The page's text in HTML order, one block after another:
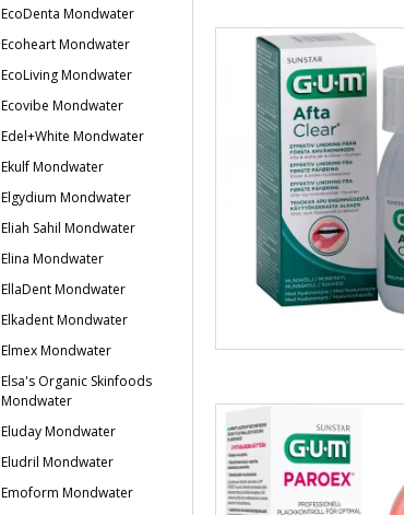
EcoDenta Mondwater
Ecoheart Mondwater
EcoLiving Mondwater
Ecovibe Mondwater
Edel+White Mondwater
Ekulf Mondwater
Elgydium Mondwater
Eliah Sahil Mondwater
Elina Mondwater
EllaDent Mondwater
Elkadent Mondwater
Elmex Mondwater
Elsa's Organic Skinfoods
Mondwater
Eluday Mondwater
Eludril Mondwater
Emoform Mondwater